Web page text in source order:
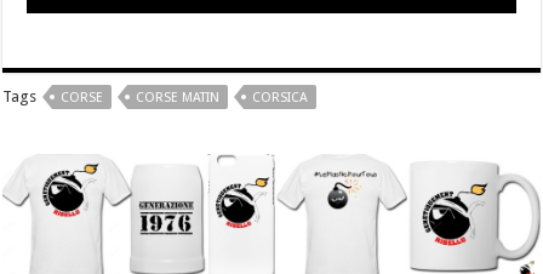
Tags CORSE CORSE MATIN CORSICA